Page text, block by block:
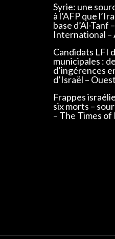
Syrie: une
à l’AFP que
base d’Al-Tanf
International –
Candidats LFI
municipales :
d’ingérences
d’Israël –
Frappes
six morts –
– The Times of